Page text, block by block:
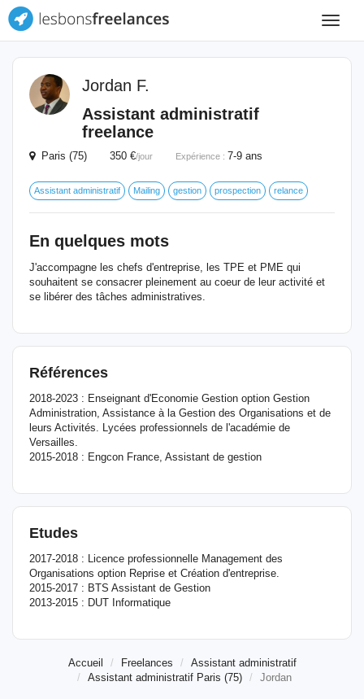
Toggle
Jordan F.
Assistant administratif
freelance
Paris (75) 350 €/jour Expérience : 7-9 ans
Assistant administratif Mailing gestion prospection relance
En quelques mots
J'accompagne les chefs d'entreprise, les TPE et PME qui
souhaitent se consacrer pleinement au coeur de leur activité et
se libérer des tâches administratives.
Références
2018-2023 : Enseignant d'Economie Gestion option Gestion
Administration, Assistance à la Gestion des Organisations et de
leurs Activités. Lycées professionnels de l'académie de
Versailles.
2015-2018 : Engcon France, Assistant de gestion
Etudes
2017-2018 : Licence professionnelle Management des
Organisations option Reprise et Création d'entreprise.
2015-2017 : BTS Assistant de Gestion
2013-2015 : DUT Informatique
Accueil Freelances
Assistant administratif
Assistant administratif Paris (75)
Jordan